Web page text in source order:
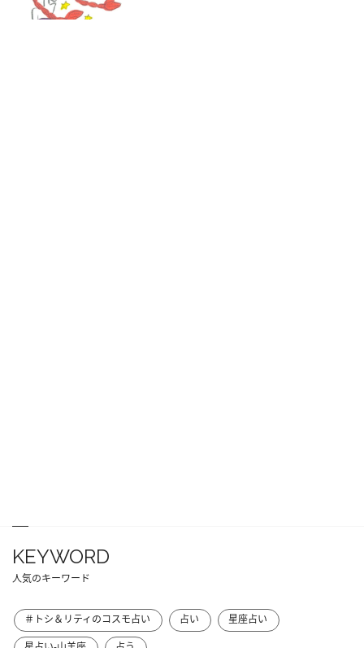
KEYWORD
人気のキーワード
＃トシ＆リティのコスモ占い 占い
星座占い